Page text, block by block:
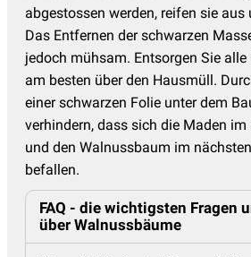
abgestossen werden, reifen sie aus
Das Entfernen der schwarzen
jedoch mühsam. Entsorgen Sie
am besten über den Hausmüll.
einer schwarzen Folie unter dem
verhindern, dass sich die Maden im
und den Walnussbaum im
befallen.
FAQ - die wichtigsten Fragen
über Walnussbäume